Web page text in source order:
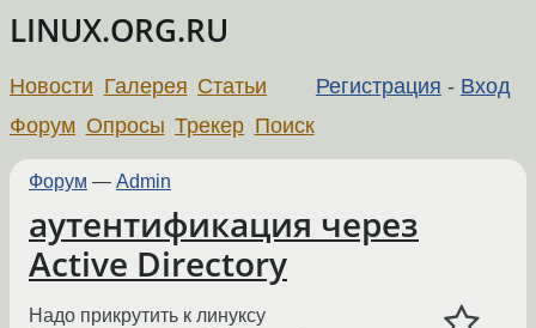
LINUX.ORG.RU
Регистрация - Вход
Новости Галерея Статьи
Форум Опросы Трекер Поиск
Форум — Admin
аутентификация через
Active Directory
Надо прикрутить к линуксу